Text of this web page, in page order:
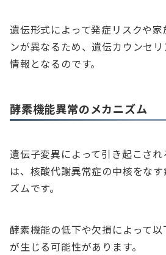
遺伝形式によって発症リスクや
ンが異なるため、遺伝カウンセ
情報となるのです。
酵素機能異常のメカニズム
遺伝子変異によって引き起こさ
は、核酸代謝異常症の中核をな
ズムです。
酵素機能の低下や欠損によって
が生じる可能性があります。